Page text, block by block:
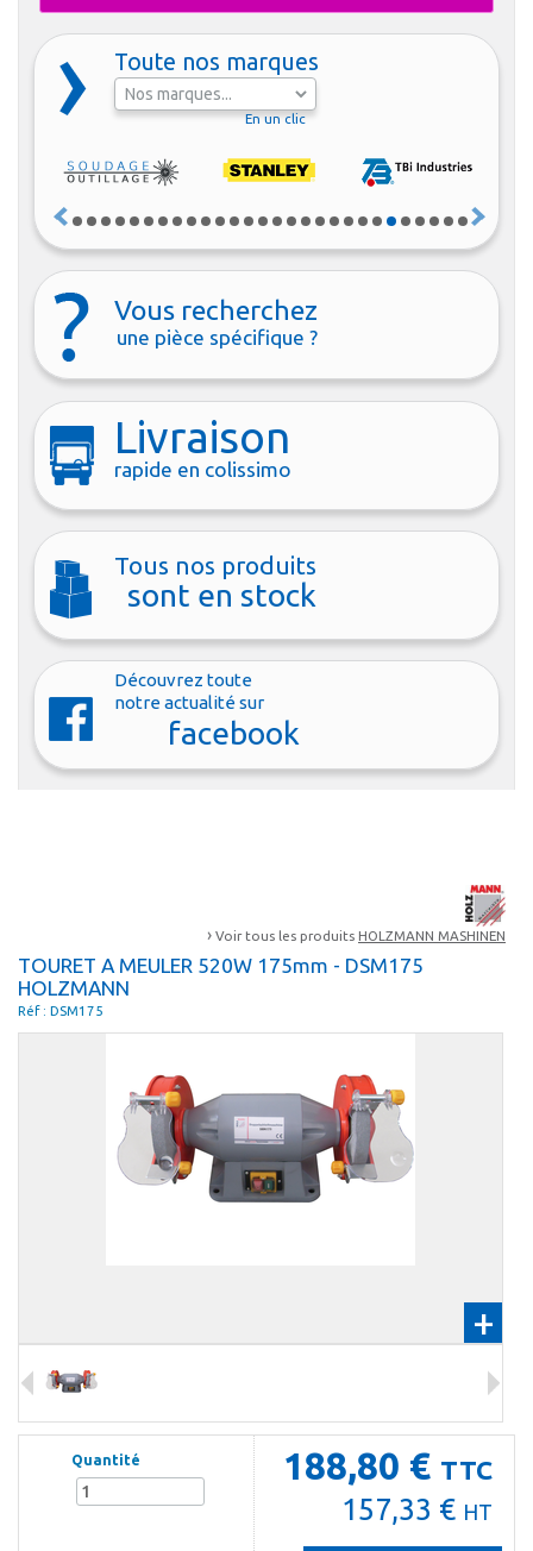
Toute nos marques
En un clic
Vous recherchez
une pièce spécifique ?
Livraison
rapide en colissimo
Tous nos produits
sont en stock
Découvrez toute
notre actualité sur
facebook
› Voir tous les produits HOLZMANN MASHINEN
TOURET A MEULER 520W 175mm - DSM175
HOLZMANN
Réf : DSM175
+
188,80 € TTC
157,33 € HT
Quantité